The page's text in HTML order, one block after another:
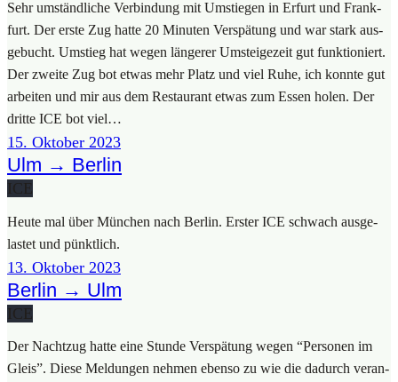
Sehr umständ­li­che Ver­bin­dung mit Umstie­gen in Erfurt und Frank­
furt. Der ers­te Zug hat­te 20 Minu­ten Ver­spä­tung und war stark aus­
ge­bucht. Umstieg hat wegen län­ge­rer Umstei­ge­zeit gut funk­tio­niert.
Der zwei­te Zug bot etwas mehr Platz und viel Ruhe, ich konn­te gut
arbei­ten und mir aus dem Restau­rant etwas zum Essen holen. Der
drit­te ICE bot viel…
15. Okto­ber 2023
Ulm → Berlin
ICE
Heu­te mal über Mün­chen nach Ber­lin. Ers­ter ICE schwach aus­ge­
las­tet und pünkt­lich.
13. Okto­ber 2023
Berlin → Ulm
ICE
Der Nacht­zug hat­te eine Stun­de Ver­spä­tung wegen “Per­so­nen im
Gleis”. Die­se Mel­dun­gen neh­men eben­so zu wie die dadurch ver­an­